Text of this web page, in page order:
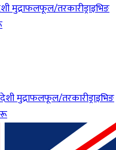
मुद्राफलफूल/तरकारीड्राइभिङ
मुद्राफलफूल/तरकारीड्राइभिङ